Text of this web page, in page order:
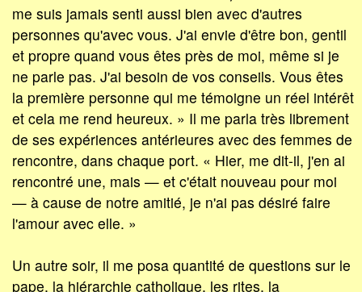
me suis jamais senti aussi bien avec d'autres
personnes qu'avec vous. J'ai envie d'être bon, gentil
et propre quand vous êtes près de moi, même si je
ne parle pas. J'ai besoin de vos conseils. Vous êtes
la première personne qui me témoigne un réel intérêt
et cela me rend heureux. » Il me parla très librement
de ses expériences antérieures avec des femmes de
rencontre, dans chaque port. « Hier, me dit-il, j'en ai
rencontré une, mais — et c'était nouveau pour moi
— à cause de notre amitié, je n'ai pas désiré faire
l'amour avec elle. »
Un autre soir, il me posa quantité de questions sur le
pape, la hiérarchie catholique, les rites, la